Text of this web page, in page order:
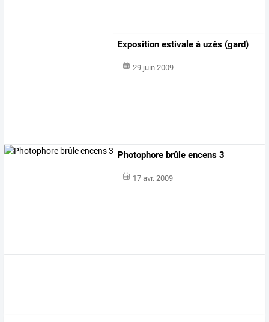
Exposition estivale à uzès (gard)
29 juin 2009
Photophore brûle encens 3
17 avr. 2009